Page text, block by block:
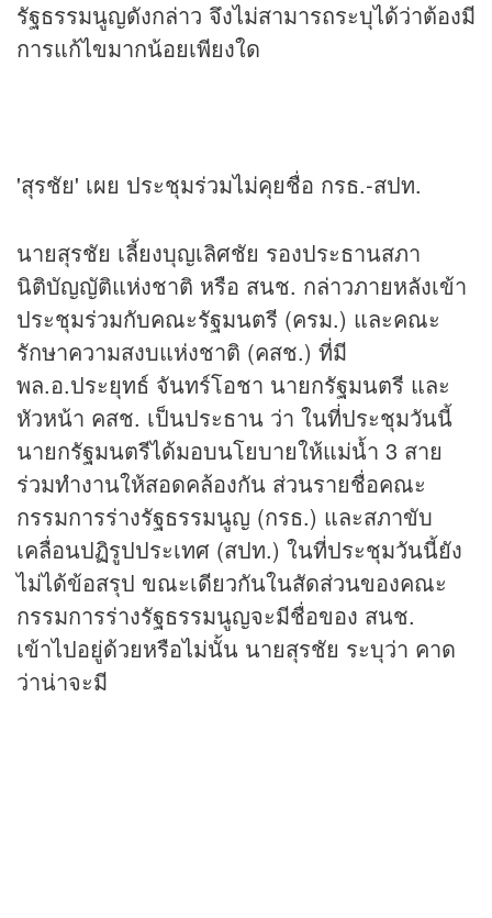
รัฐธรรมนูญดังกล่าว จึงไม่สามารถระบุได้ว่าต้องมี
การแก้ไขมากน้อยเพียงใด
'สุรชัย' เผย ประชุมร่วมไม่คุยชื่อ กรธ.-สปท.
นายสุรชัย เลี้ยงบุญเลิศชัย รองประธานสภา
นิติบัญญัติแห่งชาติ หรือ สนช. กล่าวภายหลังเข้า
ประชุมร่วมกับคณะรัฐมนตรี (ครม.) และคณะ
รักษาความสงบแห่งชาติ (คสช.) ที่มี
พล.อ.ประยุทธ์ จันทร์โอชา นายกรัฐมนตรี และ
หัวหน้า คสช. เป็นประธาน ว่า ในที่ประชุมวันนี้
นายกรัฐมนตรีได้มอบนโยบายให้แม่น้ำ 3 สาย
ร่วมทำงานให้สอดคล้องกัน ส่วนรายชื่อคณะ
กรรมการร่างรัฐธรรมนูญ (กรธ.) และสภาขับ
เคลื่อนปฏิรูปประเทศ (สปท.) ในที่ประชุมวันนี้ยัง
ไม่ได้ข้อสรุป ขณะเดียวกันในสัดส่วนของคณะ
กรรมการร่างรัฐธรรมนูญจะมีชื่อของ สนช.
เข้าไปอยู่ด้วยหรือไม่นั้น นายสุรชัย ระบุว่า คาด
ว่าน่าจะมี